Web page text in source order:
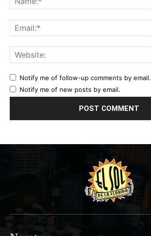
Notify me of follow-up comments by email.
Notify me of new posts by email.